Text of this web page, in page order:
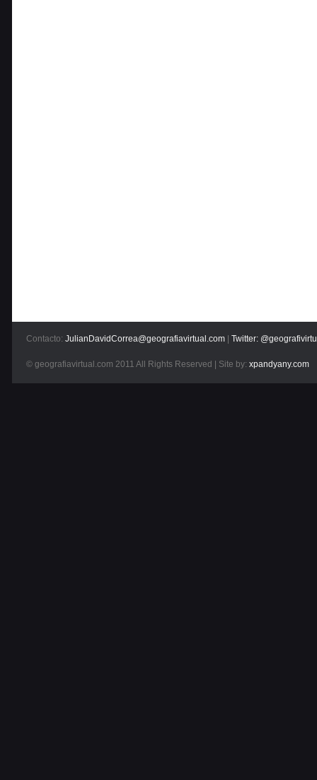
Contacto: JulianDavidCorrea@geografiavirtual.com Twitter:
© geografiavirtual.com 2011 All Rights Reserved | Site by: xpandyany.com